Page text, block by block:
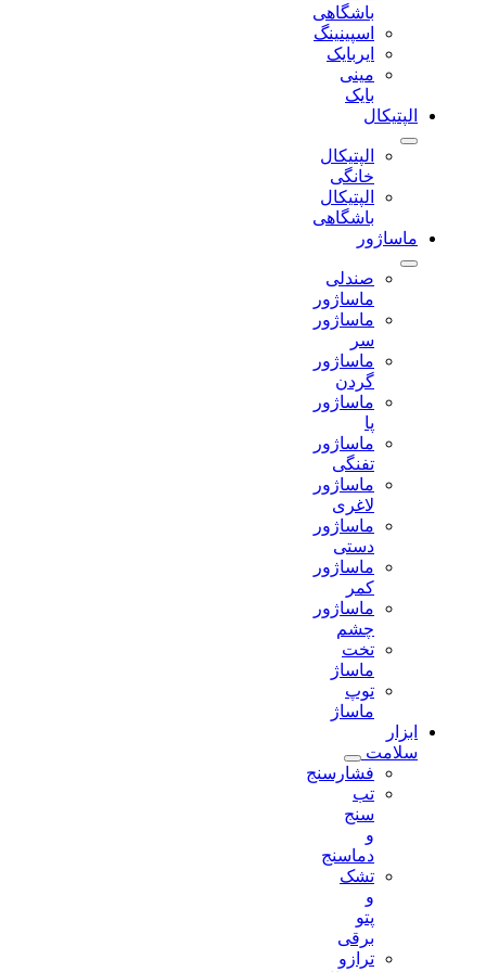
باشگاهی
اسپینینگ
ایربایک
مینی
الپتیکال
الپتیکال
خانگی
الپتیکال
باشگاهی
ماساژور
صندلی
ماساژور
ماساژور
ماساژور
ماساژور
ماساژور
تفنگی
ماساژور
لاغری
ماساژور
دستی
ماساژور
ماساژور
تخت
ماساژ
توپ
ماساژ
ابزار
سلامت
فشارسنج
دماسنج
تشک
ترازو